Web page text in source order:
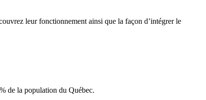
leur fonctionnement ainsi que la façon d’intégrer le
de la population du Québec.